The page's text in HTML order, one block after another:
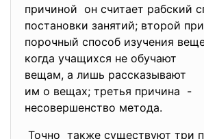
причиной он считает рабский
постановки занятий; второй
порочный способ изучения
когда учащихся не обучают
вещам, а лишь рассказывают
им о вещах; третья причина -
несовершенство метода.
Точно также существуют три